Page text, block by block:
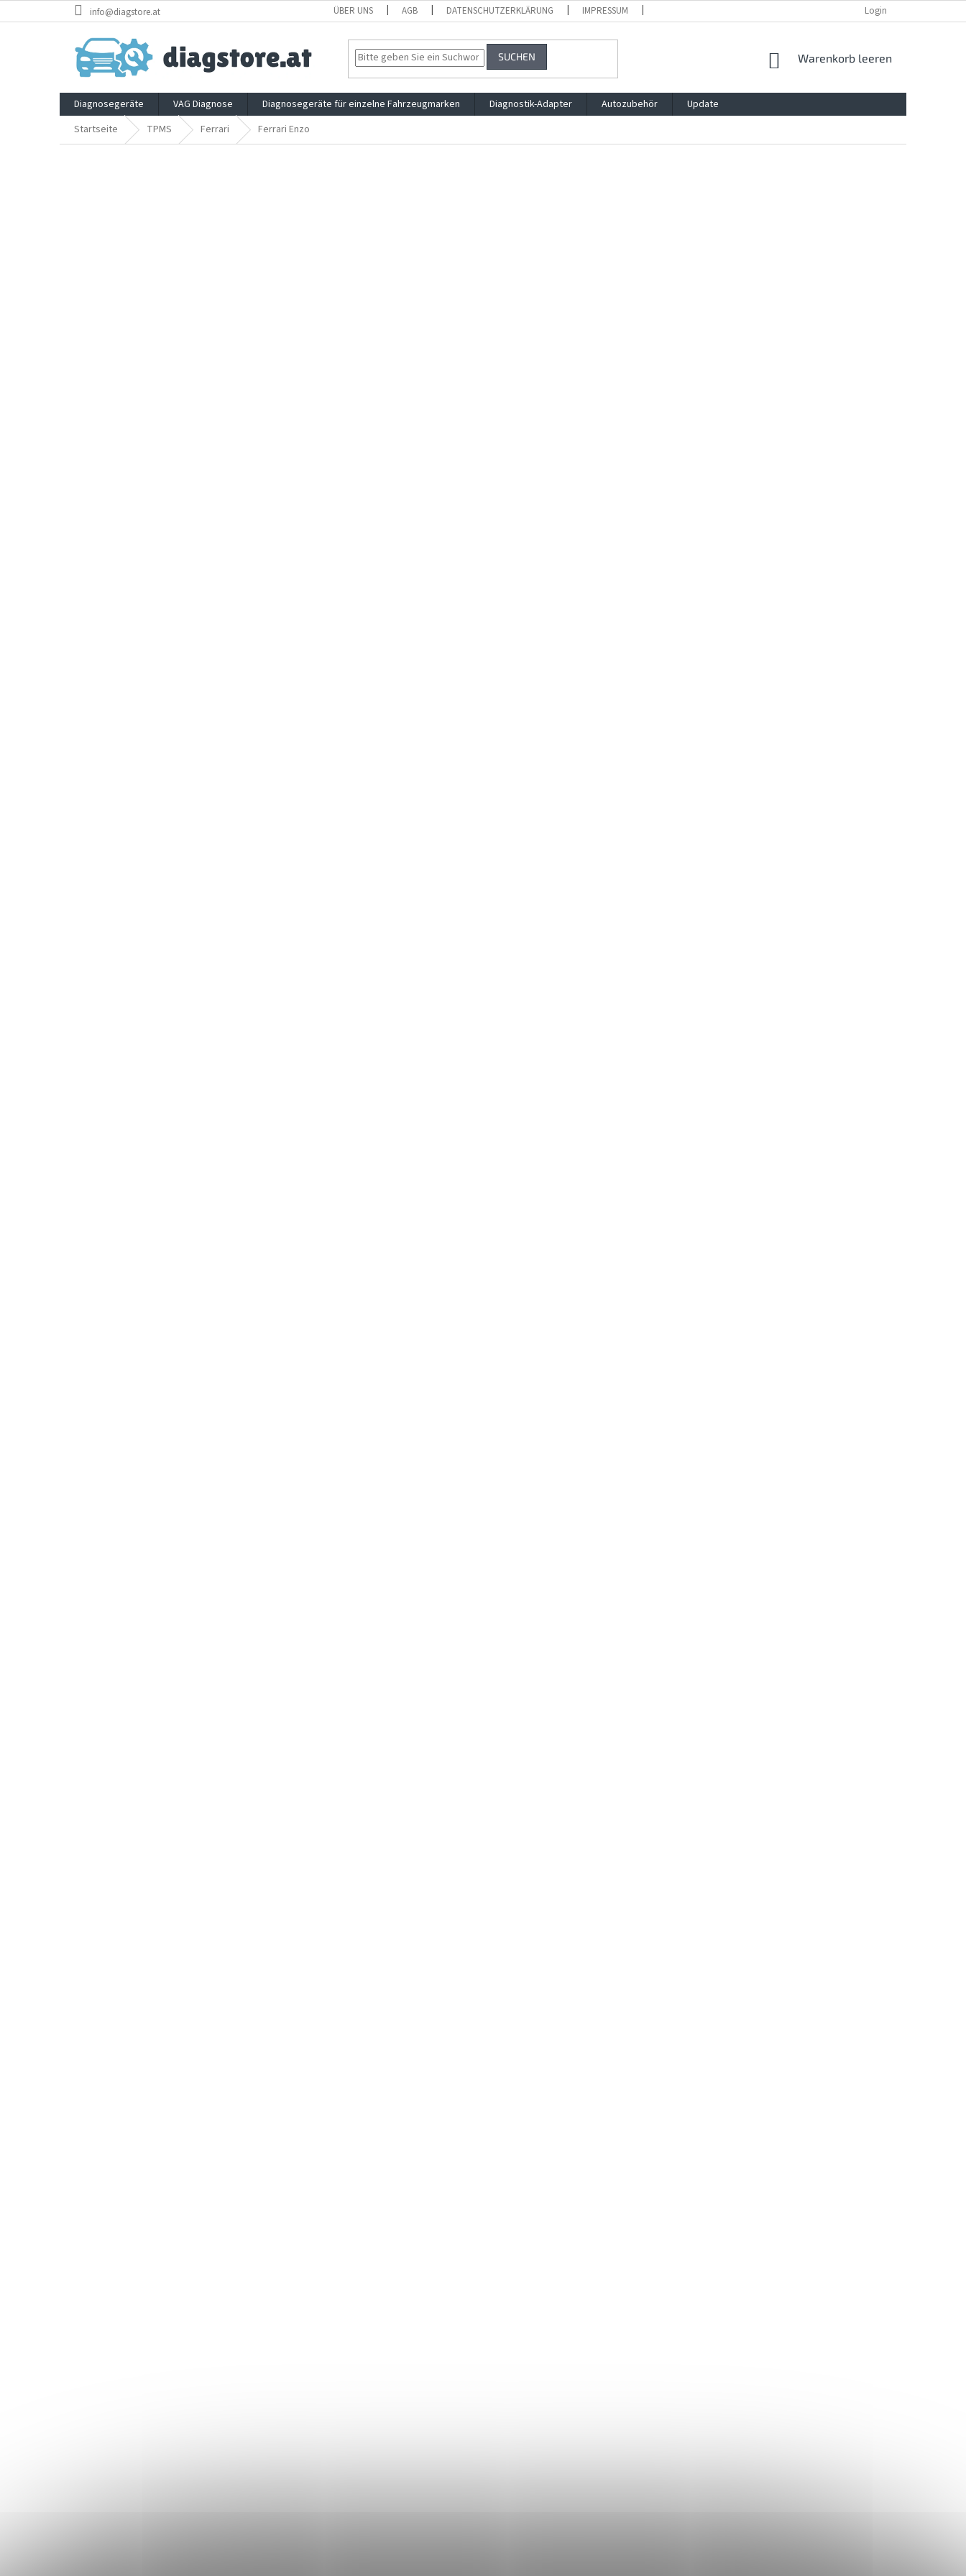
Inhalt
info@diagstore.at ÜBER UNS AGB DATENSCHUTZERKLÄRUNG IMPRESSUM Login
SUCHEN WARENKORB
Warenkorb leeren
Diagnosegeräte VAG Diagnose Diagnosegeräte für einzelne Fahrzeugmarken Diagnostik-Adapter Autozubehör
Update
Startseite
TPMS Ferrari Ferrari Enzo